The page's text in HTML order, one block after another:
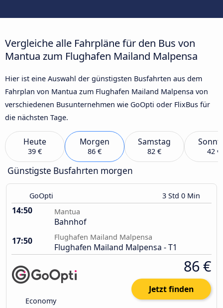
Vergleiche alle Fahrpläne für den Bus von
Mantua zum Flughafen Mailand Malpensa
Hier ist eine Auswahl der günstigsten Busfahrten aus dem
Fahrplan von Mantua zum Flughafen Mailand Malpensa von
verschiedenen Busunternehmen wie GoOpti oder FlixBus für
die nächsten Tage.
Heute
39 €
Morgen
86 €
Samstag
82 € 42 €
Günstigste Busfahrten morgen
GoOpti 3 Std 0 Min
14:50 Mantua
Bahnhof
17:50
Flughafen Mailand Malpensa
Flughafen Mailand Malpensa - T1
Economy
86 €
Jetzt finden